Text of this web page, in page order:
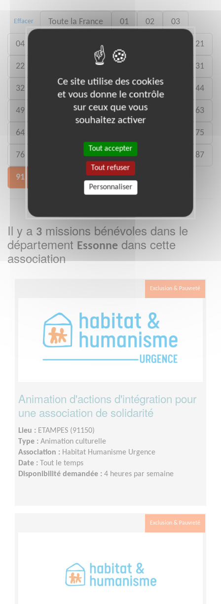
Effacer Toute la France 01 02 03
04 12 21
22 27 31
32 35 38 40 44
49 56 57 59 60 63
64 75
76 80 81 87
91
Il y a 3 missions bénévoles dans le
département Essonne dans cette
association
Exclusion & Pauvreté
Animation d'actions d'intégration pour
une association de solidarité
Lieu : ETAMPES (91150)
Type : Animation culturelle
Association : Habitat Humanisme Urgence
Date :
Tout le temps
Disponibilité demandée : 4 heures par semaine
Exclusion & Pauvreté
Ce site utilise des cookies
et vous donne le contrôle
sur ceux que vous
souhaitez activer
Tout accepter
Tout refuser
Personnaliser